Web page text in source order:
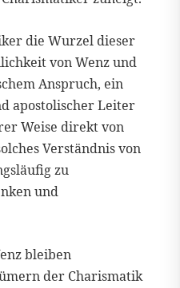
die Wurzel dieser
von Wenz und
Anspruch, ein
apostolischer Leiter
Weise direkt von
Verständnis von
zu
und
bleiben
der Charismatik